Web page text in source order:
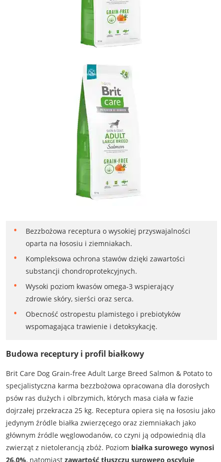
Bezzbożowa receptura o wysokiej przyswajalności
oparta na łososiu i ziemniakach.
Kompleksowa ochrona stawów dzięki zawartości
substancji chondroprotekcyjnych.
Wysoki poziom kwasów omega-3 wspierający
zdrowie skóry, sierści oraz serca.
Obecność ostropestu plamistego i prebiotyków
wspomagająca trawienie i detoksykację.
Budowa receptury i profil białkowy
Brit Care Dog Grain-free Adult Large Breed Salmon & Potato to
specjalistyczna karma bezzbożowa opracowana dla dorosłych
psów ras dużych i olbrzymich, których masa ciała w fazie
dojrzałej przekracza 25 kg. Receptura opiera się na łososiu jako
jedynym źródle białka zwierzęcego oraz ziemniakach jako
głównym źródle węglowodanów, co czyni ją odpowiednią dla
zwierząt z nietolerancją zbóż. Poziom białka surowego wynosi
26,0%, natomiast zawartość tłuszczu surowego oscyluje